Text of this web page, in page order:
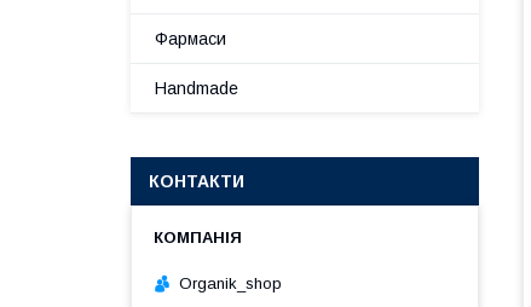
Фармаси
Handmade
КОНТАКТИ
Organik_shop